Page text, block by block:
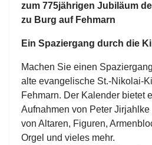
zum 775jährigen Jubiläum
zu Burg auf Fehmarn
Ein Spaziergang durch die
Machen Sie einen
alte evangelische St.-Nikolai-
Fehmarn. Der Kalender bietet
Aufnahmen von Peter
von Altaren, Figuren,
Orgel und vieles mehr.